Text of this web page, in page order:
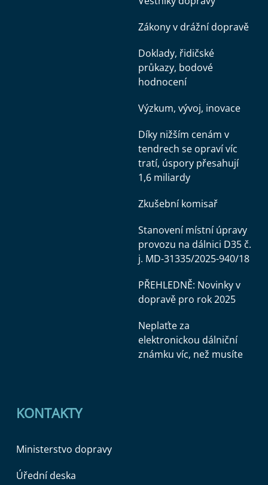
Zákony v drážní dopravě
Doklady, řidičské
průkazy, bodové
hodnocení
Výzkum, vývoj, inovace
Díky nižším cenám v
tendrech se opraví víc
tratí, úspory přesahují
1,6 miliardy
Zkušební komisař
Stanovení místní úpravy
provozu na dálnici D35 č.
j. MD-31335/2025-940/18
PŘEHLEDNĚ: Novinky v
dopravě pro rok 2025
Neplaťte za
elektronickou dálniční
známku víc, než musíte
KONTAKTY
Ministerstvo dopravy
Úřední deska